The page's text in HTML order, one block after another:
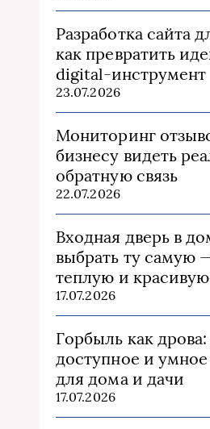
Разработка сайта
как превратить
digital-инструмент
23.07.2026
Мониторинг
бизнесу видеть
обратную связь
22.07.2026
Входная дверь в
выбрать ту самую
теплую и красивую
17.07.2026
Горбыль как
доступное и
для дома и дачи
17.07.2026